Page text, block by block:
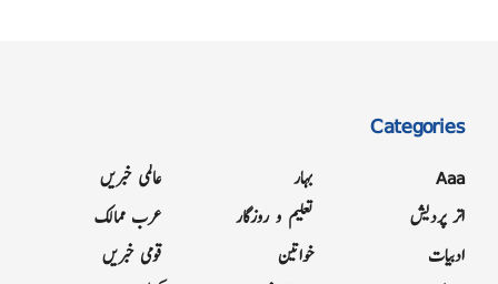
Categories
Aaa
اتر پردیش
ادبیات
بہار
تعلیم و روزگار
خواتین
عالمی خبریں
عرب ممالک
قومی خبریں